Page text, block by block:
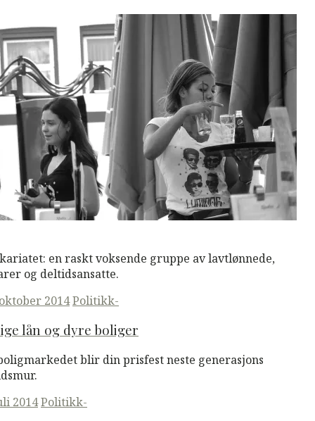
en raskt voksende gruppe av lavtlønnede,
og deltidsansatte.
2014Politikk-
lån og dyre boliger
blir din prisfest neste generasjons
2014Politikk-